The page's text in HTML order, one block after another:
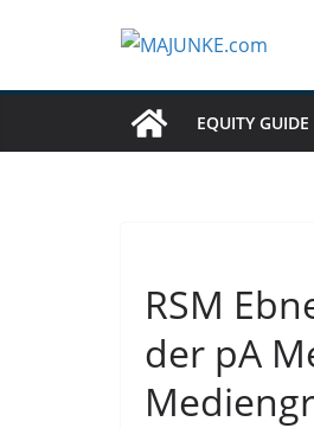
EQUITY GUIDE
RSM
der pA